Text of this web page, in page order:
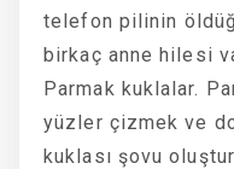
telefon pilinin
birkaç anne hilesi
Parmak kuklalar.
yüzler çizmek ve
kuklası şovu